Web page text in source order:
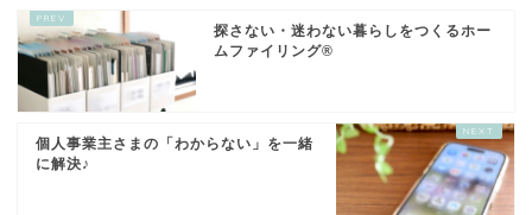
探さない・迷わない暮らしをつくるホー
ムファイリング®
個人事業主さまの「わからない」を一緒
に解決♪